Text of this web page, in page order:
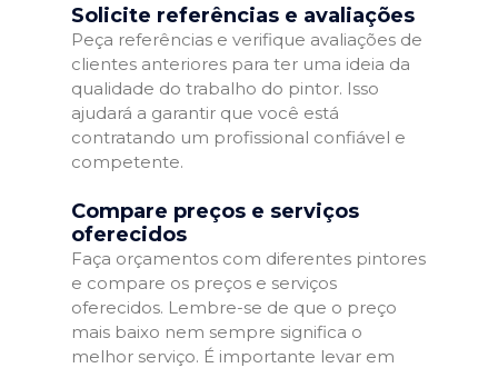
Solicite referências e avaliações
Peça referências e verifique avaliações de
clientes anteriores para ter uma ideia da
qualidade do trabalho do pintor. Isso
ajudará a garantir que você está
contratando um profissional confiável e
competente.
Compare preços e serviços
oferecidos
Faça orçamentos com diferentes pintores
e compare os preços e serviços
oferecidos. Lembre-se de que o preço
mais baixo nem sempre significa o
melhor serviço. É importante levar em